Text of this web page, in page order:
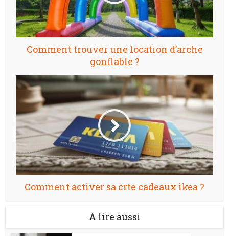
Comment trouver une location d’arche
gonflable ?
Comment activer sa crte cadeaux ikea ?
A lire aussi